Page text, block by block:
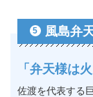
5 風島弁
「弁天様は
佐渡を代表する